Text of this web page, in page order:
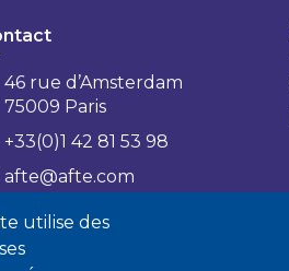
utilise des
46 rue d’Amsterdam
75009 Paris
+33(0)1 42 81 53 98
afte@afte.com
contacter